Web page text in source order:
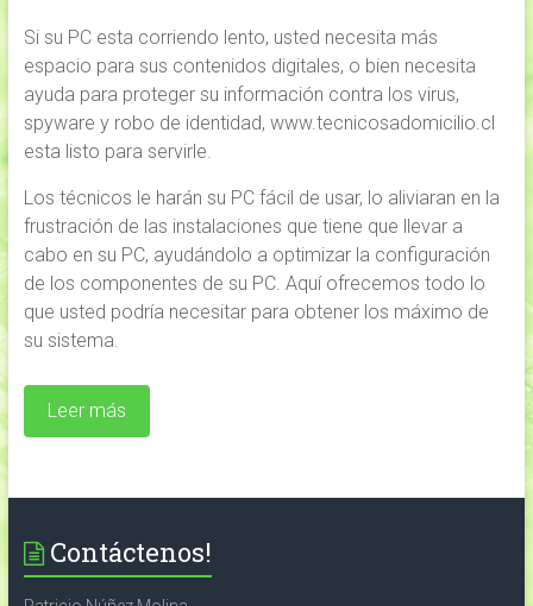
Si su PC esta corriendo lento, usted necesita más
espacio para sus contenidos digitales, o bien necesita
ayuda para proteger su información contra los virus,
spyware y robo de identidad, www.tecnicosadomicilio.cl
esta listo para servirle.
Los técnicos le harán su PC fácil de usar, lo aliviaran en la
frustración de las instalaciones que tiene que llevar a
cabo en su PC, ayudándolo a optimizar la configuración
de los componentes de su PC. Aquí ofrecemos todo lo
que usted podría necesitar para obtener los máximo de
su sistema.
Leer más
Contáctenos!